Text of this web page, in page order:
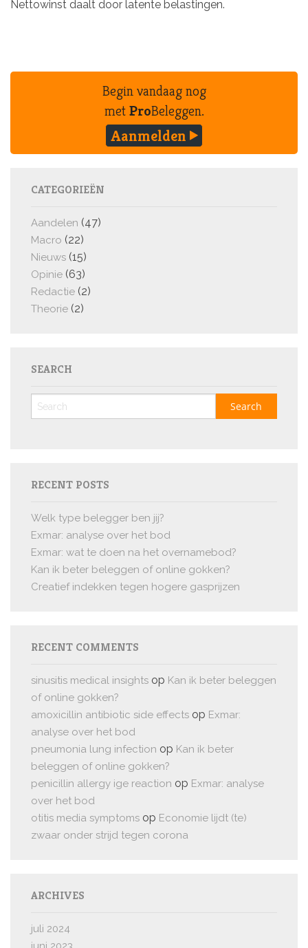
Nettowinst daalt door latente belastingen.
Begin vandaag nog
metProBeleggen.
Aanmelden
CATEGORIEËN
Aandelen (47)
Macro (22)
Nieuws (15)
Opinie (63)
Redactie (2)
Theorie (2)
SEARCH
RECENT POSTS
Welk type belegger ben jij?
Exmar: analyse over het bod
Exmar: wat te doen na het overnamebod?
Kan ik beter beleggen of online gokken?
Creatief indekken tegen hogere gasprijzen
RECENT COMMENTS
sinusitis medical insights op Kan ik beter beleggen
of online gokken?
amoxicillin antibiotic side effects op Exmar:
analyse over het bod
pneumonia lung infection op Kan ik beter
beleggen of online gokken?
penicillin allergy ige reaction op Exmar: analyse
over het bod
otitis media symptoms op Economie lijdt (te)
zwaar onder strijd tegen corona
ARCHIVES
juli 2024